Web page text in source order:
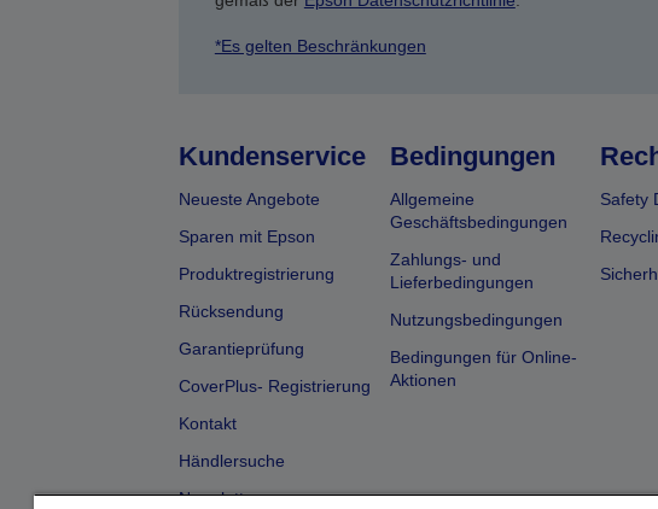
*Es gelten Beschränkungen
Kundenservice
Neueste Angebote
Sparen mit Epson
Produktregistrierung
Rücksendung
Garantieprüfung
CoverPlus- Registrierung
Kontakt
Händlersuche
Newsletter
Bedingungen
Allgemeine
Geschäftsbedingungen
Zahlungs- und
Lieferbedingungen
Nutzungsbedingungen
Bedingungen für Online-
Aktionen
Safety